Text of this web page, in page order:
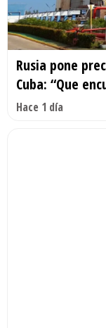
Rusia pone
Cuba: “Que
Hace 1 día